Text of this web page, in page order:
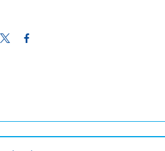
Twitter
une requête